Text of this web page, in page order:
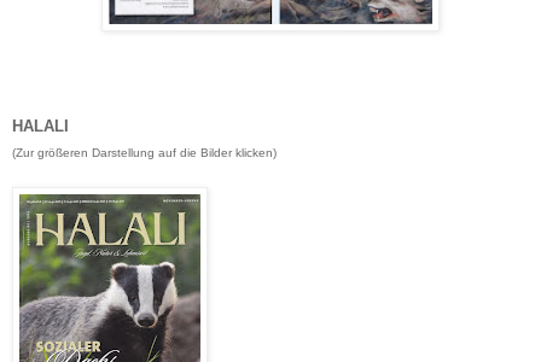
HALALI
(Zur größeren Darstellung auf die Bilder klicken)